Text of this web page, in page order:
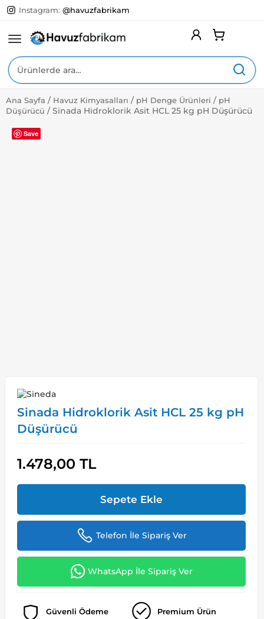
Instagram: @havuzfabrikam
Ara:
Yüzme Havuzları
Child
Havuz Ekipmanları
Ana Sayfa / Havuz Kimyasalları / pH Denge Ürünleri / pH
Düşürücü /Sinada Hidroklorik Asit HCL 25 kg pH Düşürücü
Save
Sinada Hidroklorik Asit HCL 25 kg pH
Düşürücü
1.478,00 TL
Sepete Ekle
Telefon İle Sipariş Ver
WhatsApp İle Sipariş Ver
Güvenli Ödeme Premium Ürün